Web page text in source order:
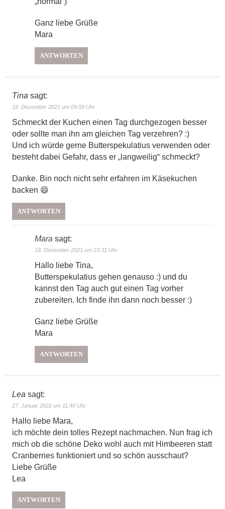
Ganz liebe Grüße
Mara
ANTWORTEN
Tina sagt:
18. Dezember 2021 um 09:59 Uhr
Schmeckt der Kuchen einen Tag durchgezogen besser
oder sollte man ihn am gleichen Tag verzehren? :)
Und ich würde gerne Butterspekulatius verwenden oder
besteht dabei Gefahr, dass er „langweilig“ schmeckt?
Danke. Bin noch nicht sehr erfahren im Käsekuchen
backen 😄
ANTWORTEN
Mara sagt:
18. Dezember 2021 um 23:31 Uhr
Hallo liebe Tina,
Butterspekulatius gehen genauso :) und du
kannst den Tag auch gut einen Tag vorher
zubereiten. Ich finde ihn dann noch besser :)
Ganz liebe Grüße
Mara
ANTWORTEN
Lea sagt:
27. Januar 2022 um 11:40 Uhr
Hallo liebe Mara,
ich möchte dein tolles Rezept nachmachen. Nun frag ich
mich ob die schöne Deko wohl auch mit Himbeeren statt
Cranberries funktioniert und so schön ausschaut?
Liebe Grüße
Lea
ANTWORTEN